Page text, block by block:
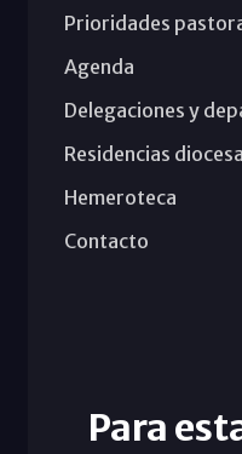
Prioridades
Agenda
Delegaciones y
Residencias
Hemeroteca
Contacto
Para